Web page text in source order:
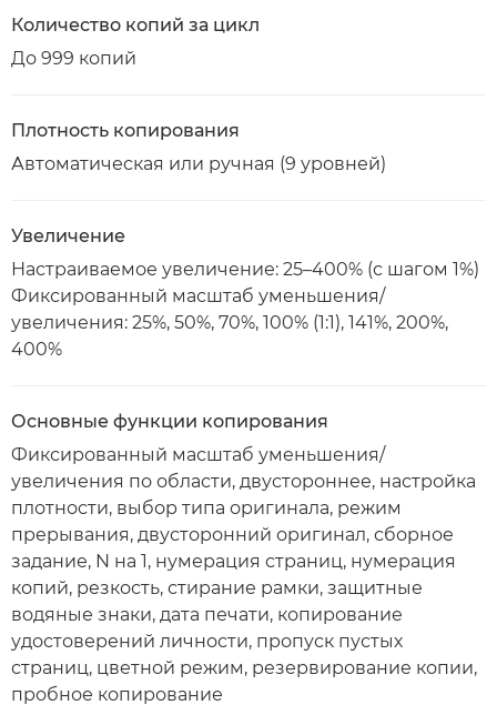
Количество копий за цикл
До 999 копий
Плотность копирования
Автоматическая или ручная (9 уровней)
Увеличение
Настраиваемое увеличение: 25–400% (с шагом 1%)
Фиксированный масштаб уменьшения/
увеличения: 25%, 50%, 70%, 100% (1:1), 141%, 200%,
400%
Основные функции копирования
Фиксированный масштаб уменьшения/
увеличения по области, двустороннее, настройка
плотности, выбор типа оригинала, режим
прерывания, двусторонний оригинал, сборное
задание, N на 1, нумерация страниц, нумерация
копий, резкость, стирание рамки, защитные
водяные знаки, дата печати, копирование
удостоверений личности, пропуск пустых
страниц, цветной режим, резервирование копии,
пробное копирование